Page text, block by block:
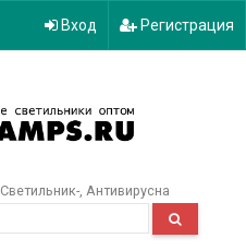
Вход Регистрация
Светильник- Антивирусна